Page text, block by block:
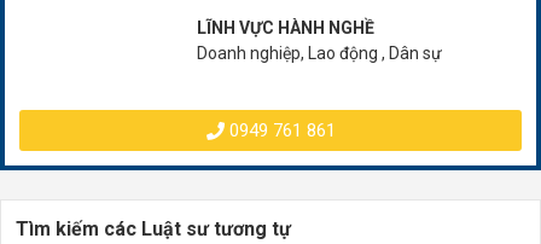
LĨNH VỰC HÀNH NGHỀ
Doanh nghiệp, Lao động , Dân sự
0949 761 861
Tìm kiếm các Luật sư tương tự